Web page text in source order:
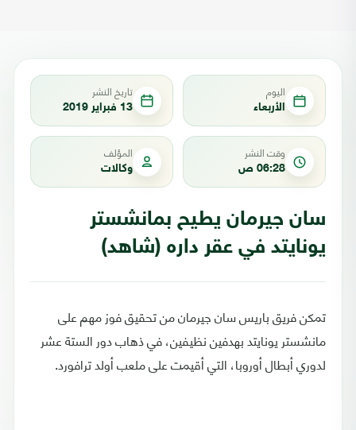
اليوم
الأربعاء
تاريخ النشر
13 فبراير 2019
وقت النشر
06:28 ص
المؤلف
وكالات
سان جيرمان يطيح بمانشستر
يونايتد في عقر داره (شاهد)
تمكن فريق باريس سان جيرمان من تحقيق فوز مهم على
مانشستر يونايتد بهدفين نظيفين، في ذهاب دور الستة عشر
لدوري أبطال أوروبا، التي أقيمت على ملعب أولد ترافورد.